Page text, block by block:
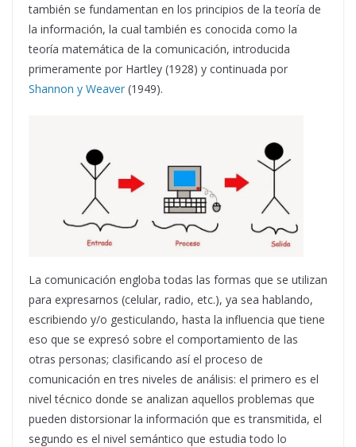
también se fundamentan en los principios de la teoría de
la información, la cual también es conocida como la
teoría matemática de la comunicación, introducida
primeramente por Hartley (1928) y continuada por
Shannon y Weaver (1949).
La comunicación engloba todas las formas que se utilizan
para expresarnos (celular, radio, etc.), ya sea hablando,
escribiendo y/o gesticulando, hasta la influencia que tiene
eso que se expresó sobre el comportamiento de las
otras personas; clasificando así el proceso de
comunicación en tres niveles de análisis: el primero es el
nivel técnico donde se analizan aquellos problemas que
pueden distorsionar la información que es transmitida, el
segundo es el nivel semántico que estudia todo lo